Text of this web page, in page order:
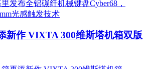
新作 VIXTA 300维斯塔机箱双版